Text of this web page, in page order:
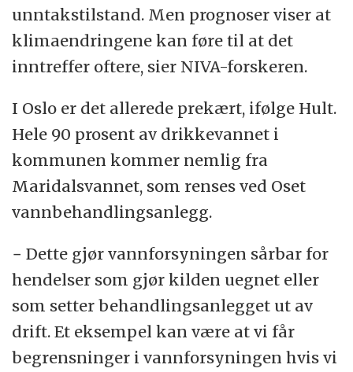
Aldri vann gressplener
Vanne blomster og busker med kanner
unntakstilstand. Men prognoser viser at
klimaendringene kan føre til at det
inntreffer oftere, sier NIVA-forskeren.
I Oslo er det allerede prekært, ifølge Hult.
Hele 90 prosent av drikkevannet i
kommunen kommer nemlig fra
Maridalsvannet, som renses ved Oset
vannbehandlingsanlegg.
− Dette gjør vannforsyningen sårbar for
hendelser som gjør kilden uegnet eller
som setter behandlingsanlegget ut av
drift. Et eksempel kan være at vi får
begrensninger i vannforsyningen hvis vi